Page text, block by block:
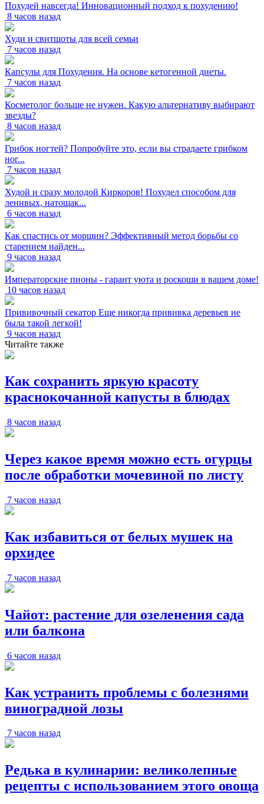
Похудей навсегда! Инновационный подход к похудению!
8 часов назад
Худи и свитшоты для всей семьи
7 часов назад
Капсулы для Похудения. На основе кетогенной диеты.
7 часов назад
Косметолог больше не нужен. Какую альтернативу выбирают
звезды?
8 часов назад
Грибок ногтей? Попробуйте это, если вы страдаете грибком
ног...
7 часов назад
Худой и сразу молодой Киркоров! Похудел способом для
ленивых, натощак...
6 часов назад
Как спастись от морщин? Эффективный метод борьбы со
старением найден...
9 часов назад
Императорские пионы - гарант уюта и роскоши в вашем доме!
10 часов назад
Прививочный секатор Еще никогда прививка деревьев не
была такой легкой!
9 часов назад
Читайте также
Как сохранить яркую красоту
краснокочанной капусты в блюдах
8 часов назад
Через какое время можно есть огурцы
после обработки мочевиной по листу
7 часов назад
Как избавиться от белых мушек на
орхидее
7 часов назад
Чайот: растение для озеленения сада
или балкона
6 часов назад
Как устранить проблемы с болезнями
виноградной лозы
7 часов назад
Редька в кулинарии: великолепные
рецепты с использованием этого овоща